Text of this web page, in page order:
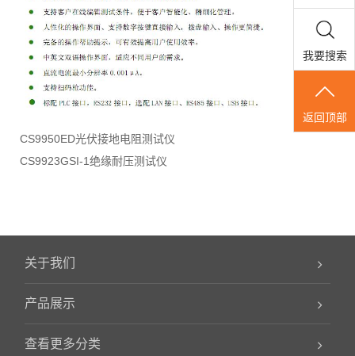
CS9950ED光伏接地电阻测试仪
CS9923GSI-1绝缘耐压测试仪
关于我们
产品展示
查看更多分类
我要搜索
返回顶部